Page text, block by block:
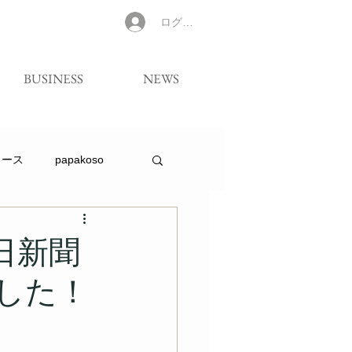
ログイン
BUSINESS NEWS
ス papakoso
新聞
た！